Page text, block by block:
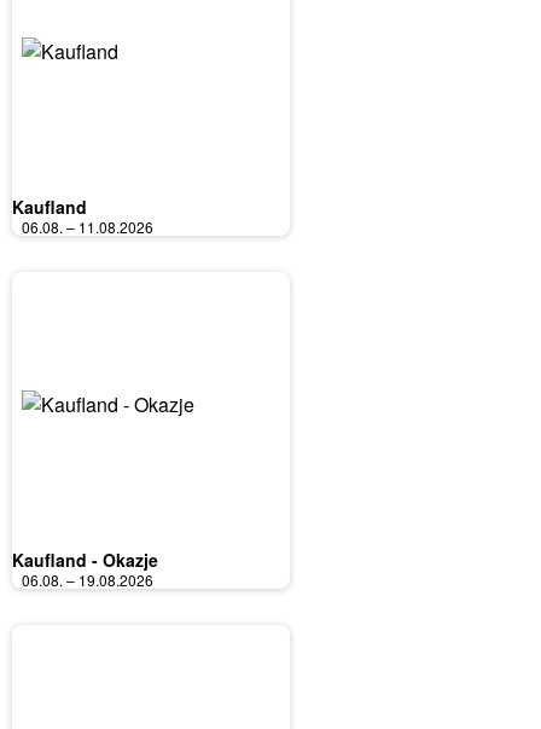
Kaufland
06.08. – 11.08.2026
Kaufland - Okazje
06.08. – 19.08.2026